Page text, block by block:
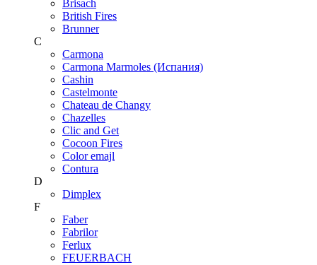
Brisach
British Fires
Brunner
C
Carmona
Carmona Marmoles (Испания)
Cashin
Castelmonte
Chateau de Changy
Chazelles
Clic and Get
Cocoon Fires
Color emajl
Contura
D
Dimplex
F
Faber
Fabrilor
Ferlux
FEUERBACH